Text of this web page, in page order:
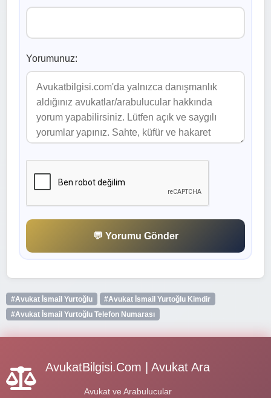
Yorumunuz:
💬 Yorumu Gönder
#Avukat İsmail Yurtoğlu
#Avukat İsmail Yurtoğlu Kimdir
#Avukat İsmail Yurtoğlu Telefon Numarası
AvukatBilgisi.Com | Avukat Ara
Avukat ve Arabulucular